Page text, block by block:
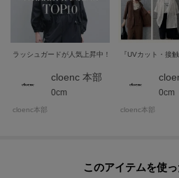
ラッシュガードが人気上昇中！｜先週の売れ筋ラン
cloenc 本部
0cm
cloenc本部
『UVカット・接
0cm
cloenc本部
このアイテムを使